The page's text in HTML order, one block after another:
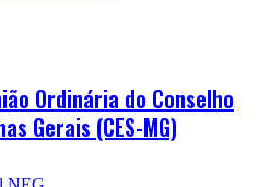
Ordinária do Conselho
Gerais (CES-MG)